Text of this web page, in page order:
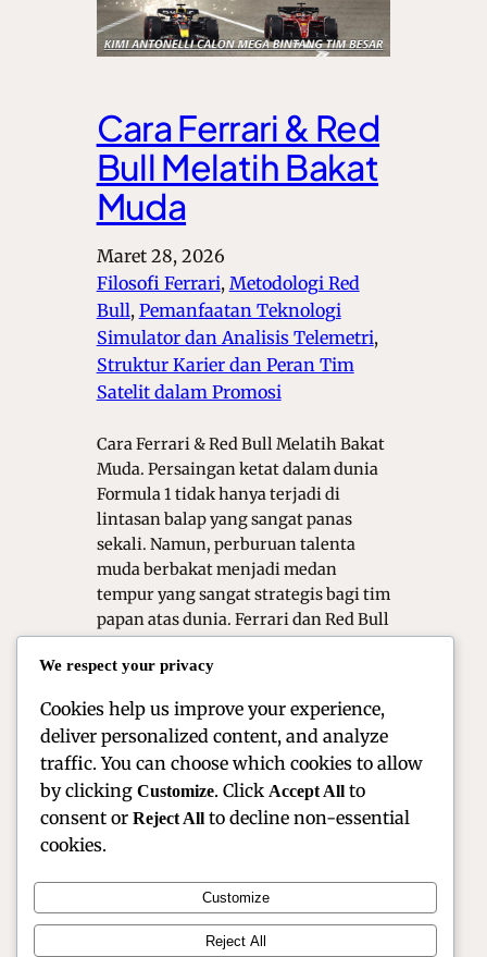
Cara Ferrari & Red
Bull Melatih Bakat
Muda
Maret 28, 2026
Filosofi Ferrari, Metodologi Red
Bull, Pemanfaatan Teknologi
Simulator dan Analisis Telemetri ,
Struktur Karier dan Peran Tim
Satelit dalam Promosi
Cara Ferrari & Red Bull Melatih Bakat
Muda. Persaingan ketat dalam dunia
Formula 1 tidak hanya terjadi di
lintasan balap yang sangat panas
sekali. Namun, perburuan talenta
muda berbakat menjadi medan
tempur yang sangat strategis bagi tim
papan atas dunia. Ferrari dan Red Bull
investasi pada pengemudi muda
Official Site of Christian Montanari | Racer &
We respect your privacy
Cookies help us improve your experience,
deliver personalized content, and analyze
traffic. You can choose which cookies to allow
by clicking Customize. Click Accept All to
consent or Reject All to decline non-essential
cookies.
Customize
Reject All